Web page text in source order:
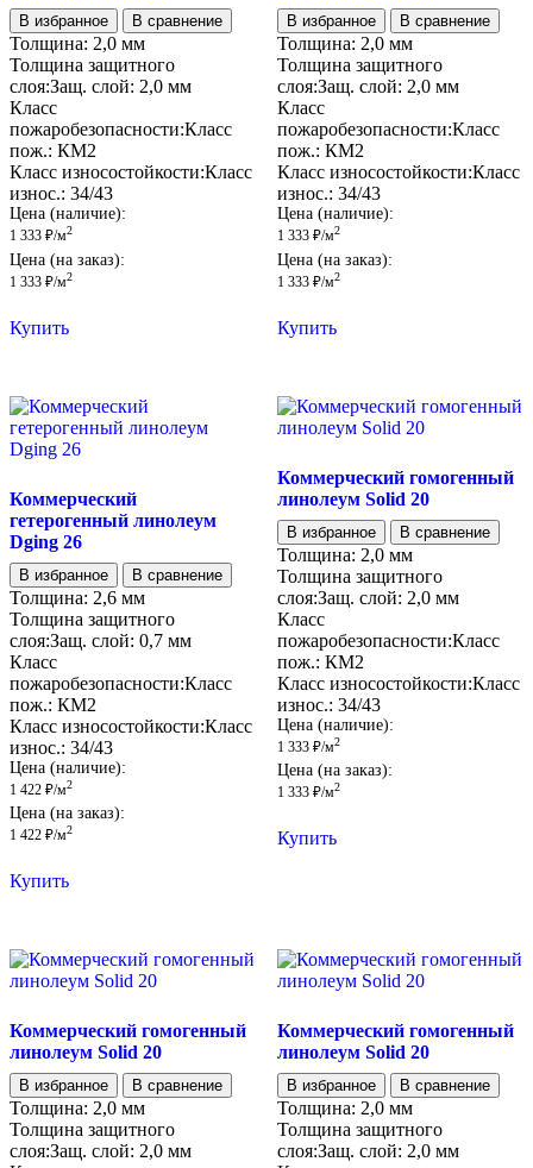
В избранное В сравнение
Толщина: 2,0 мм
Толщина защитного
слоя:Защ. слой: 2,0 мм
Класс
пожаробезопасности:Класс
пож.: КМ2
Класс износостойкости:Класс
износ.: 34/43
Цена (наличие):
1 333 ₽/м2
Цена (на заказ):
1 333 ₽/м2
Купить
В избранное В сравнение
Толщина: 2,0 мм
Толщина защитного
слоя:Защ. слой: 2,0 мм
Класс
пожаробезопасности:Класс
пож.: КМ2
Класс износостойкости:Класс
износ.: 34/43
Цена (наличие):
1 333 ₽/м2
Цена (на заказ):
1 333 ₽/м2
Купить
Коммерческий
гетерогенный линолеум
Dging 26
В избранное В сравнение
Толщина: 2,6 мм
Толщина защитного
слоя:Защ. слой: 0,7 мм
Класс
пожаробезопасности:Класс
пож.: КМ2
Класс износостойкости:Класс
износ.: 34/43
Цена (наличие):
1 422 ₽/м2
Цена (на заказ):
1 422 ₽/м2
Купить
Коммерческий гомогенный
линолеум Solid 20
В избранное В сравнение
Толщина: 2,0 мм
Толщина защитного
слоя:Защ. слой: 2,0 мм
Класс
пожаробезопасности:Класс
пож.: КМ2
Класс износостойкости:Класс
износ.: 34/43
Цена (наличие):
1 333 ₽/м2
Цена (на заказ):
1 333 ₽/м2
Купить
Коммерческий гомогенный
линолеум Solid 20
В избранное В сравнение
Толщина: 2,0 мм
Толщина защитного
слоя:Защ. слой: 2,0 мм
Коммерческий гомогенный
линолеум Solid 20
В избранное В сравнение
Толщина: 2,0 мм
Толщина защитного
слоя:Защ. слой: 2,0 мм